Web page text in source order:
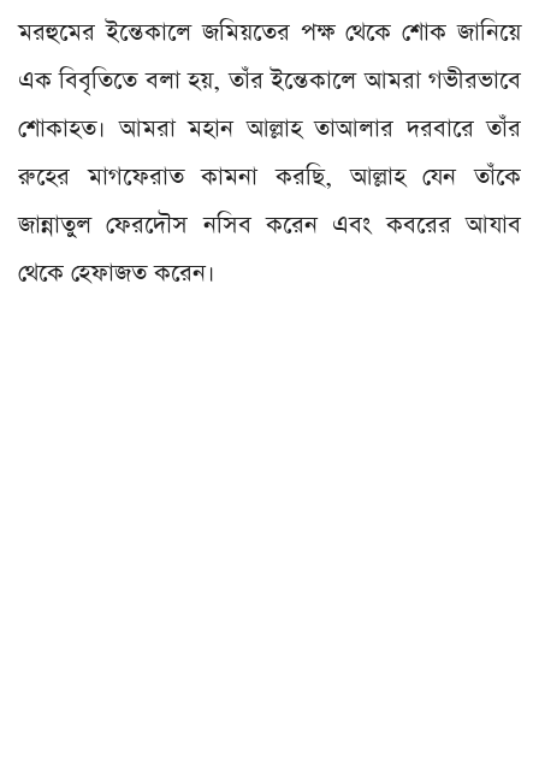
মরহুমের ইন্তেকালে জমিয়তের পক্ষ থেকে শোক জানিয়ে
এক বিবৃতিতে বলা হয়, তাঁর ইন্তেকালে আমরা গভীরভাবে
শোকাহত। আমরা মহান আল্লাহ তাআলার দরবারে তাঁর
রুহের মাগফেরাত কামনা করছি, আল্লাহ যেন তাঁকে
জান্নাতুল ফেরদৌস নসিব করেন এবং কবরের আযাব
থেকে হেফাজত করেন।